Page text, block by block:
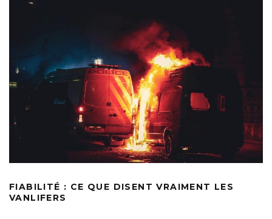
FIABILITÉ : CE QUE DISENT VRAIMENT LES
VANLIFERS